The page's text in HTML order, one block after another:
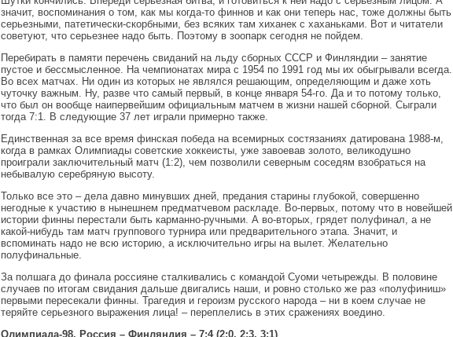
значит, воспоминания о том, как мы когда-то финнов и как они теперь нас, тоже должны быть
серьезными, патетически-скорбными, без всяких там хиханек с хаханьками. Вот и читатели
советуют, что серьезнее надо быть. Поэтому в зоопарк сегодня не пойдем.
Перебирать в памяти перечень свиданий на льду сборных СССР и Финляндии – занятие
пустое и бессмысленное. На чемпионатах мира с 1954 по 1991 год мы их обыгрывали всегда.
Во всех матчах. Ни один из которых не являлся решающим, определяющим и даже хоть
чуточку важным. Ну, разве что самый первый, в конце января 54-го. Да и то потому только,
что был он вообще наипервейшим официальным матчем в жизни нашей сборной. Сыграли
тогда 7:1. В следующие 37 лет играли примерно также.
Единственная за все время финская победа на всемирных состязаниях датирована 1988-м,
когда в рамках Олимпиады советские хоккеисты, уже завоевав золото, великодушно
проиграли заключительный матч (1:2), чем позволили северным соседям взобраться на
небывалую серебряную высоту.
Только все это – дела давно минувших дней, предания старины глубокой, совершенно
негодные к участию в нынешнем предматчевом раскладе. Во-первых, потому что в новейшей
истории финны перестали быть карманно-ручными. А во-вторых, грядет полуфинал, а не
какой-нибудь там матч группового турнира или предварительного этапа. Значит, и
вспоминать надо не всю историю, а исключительно игры на вылет. Желательно
полуфинальные.
За полшага до финала россияне сталкивались с командой Суоми четырежды. В половине
случаев по итогам свидания дальше двигались наши, и ровно столько же раз «полуфиниш»
первыми пересекали финны. Трагедия и героизм русского народа – ни в коем случае не
теряйте серьезного выражения лица! – переплелись в этих сражениях воедино.
Олимпиада-98. Россия – Финляндия – 7:4 (2:0, 2:3, 3:1)